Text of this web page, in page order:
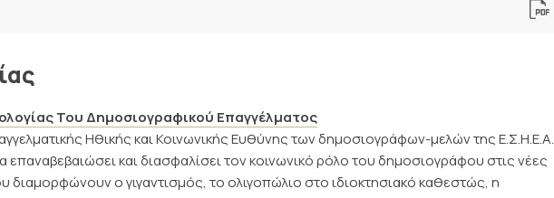
Του Δημοσιογραφικού Επαγγέλματος
Ηθικής και Κοινωνικής Ευθύνης των δημοσιογράφων-μελών της Ε.Σ.Η.Ε.Α.
επαναβεβαιώσει και διασφαλίσει τον κοινωνικό ρόλο του δημοσιογράφου στις νέες
διαμορφώνουν ο γιγαντισμός, το ολιγοπώλιο στο ιδιοκτησιακό καθεστώς, η